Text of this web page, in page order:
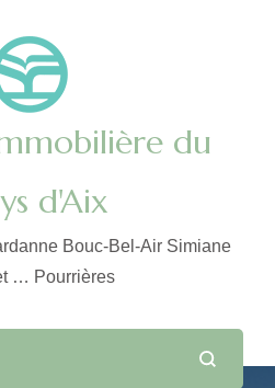
du
d'Aix
Bouc-Bel-Air Simiane
… Pourrières